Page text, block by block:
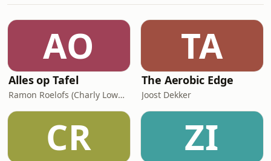
kindje bij het krijgen van een tweede
en hoe ze dit nu kan loslaten. Natalia
leerde doorheen de jaren haar
grenzen
AO
Alles op Tafel
Ramon Roelofs (Charly Lownoise)
TA
The Aerobic Edge
Joost Dekker
CR ZI